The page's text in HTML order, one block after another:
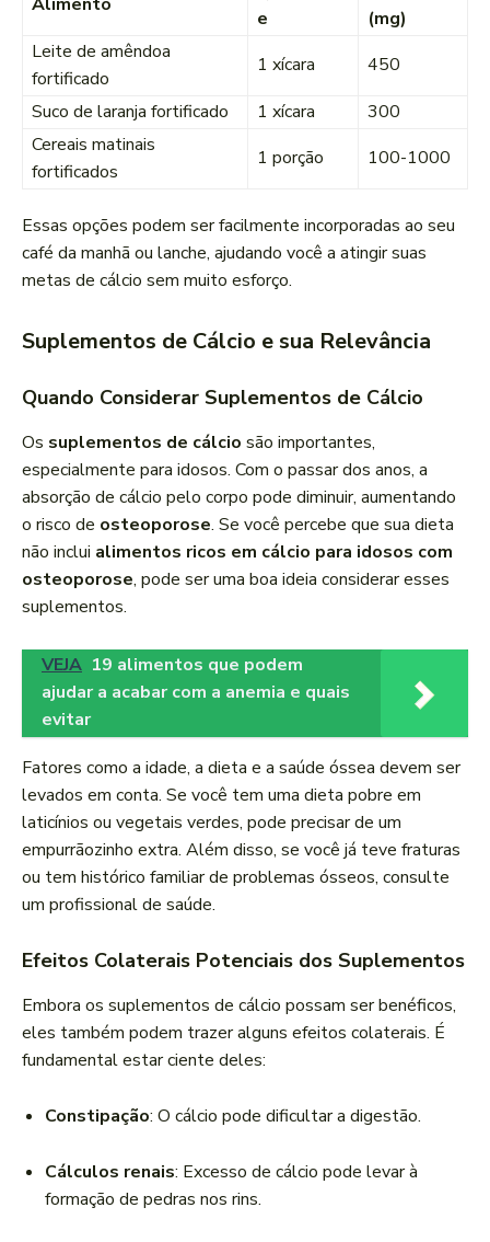
e
(mg)
Leite de amêndoa
fortificado
1 xícara
450
Suco de laranja fortificado
1 xícara
300
Cereais matinais
fortificados
1 porção 100-1000
Essas opções podem ser facilmente incorporadas ao seu
café da manhã ou lanche, ajudando você a atingir suas
metas de cálcio sem muito esforço.
Suplementos de Cálcio e sua Relevância
Quando Considerar Suplementos de Cálcio
Os suplementos de cálcio são importantes,
especialmente para idosos. Com o passar dos anos, a
absorção de cálcio pelo corpo pode diminuir, aumentando
o risco de osteoporose. Se você percebe que sua dieta
não inclui alimentos ricos em cálcio para idosos com
osteoporose, pode ser uma boa ideia considerar esses
suplementos.
VEJA 19 alimentos que podem
ajudar a acabar com a anemia e quais
evitar
Fatores como a idade, a dieta e a saúde óssea devem ser
levados em conta. Se você tem uma dieta pobre em
laticínios ou vegetais verdes, pode precisar de um
empurrãozinho extra. Além disso, se você já teve fraturas
ou tem histórico familiar de problemas ósseos, consulte
um profissional de saúde.
Efeitos Colaterais Potenciais dos Suplementos
Embora os suplementos de cálcio possam ser benéficos,
eles também podem trazer alguns efeitos colaterais. É
fundamental estar ciente deles:
Constipação: O cálcio pode dificultar a digestão.
Cálculos renais: Excesso de cálcio pode levar à
formação de pedras nos rins.